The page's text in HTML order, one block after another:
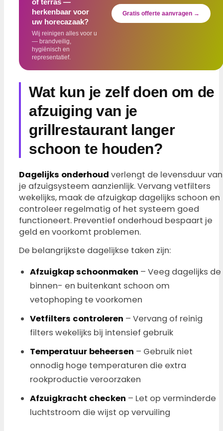
of terras —
herkenbaar voor
uw horecazaak?
Wij reinigen alles voor u
— brandveilig,
hygiënisch en
representatief.
Gratis offerte aanvragen →
Wat kun je zelf doen om de
afzuiging van je
grillrestaurant langer
schoon te houden?
Dagelijks onderhoud verlengt de levensduur van
je afzuigsysteem aanzienlijk. Vervang vetfilters
wekelijks, maak de afzuigkap dagelijks schoon en
controleer regelmatig of het systeem goed
functioneert. Preventief onderhoud bespaart je
geld en voorkomt problemen.
De belangrijkste dagelijkse taken zijn:
Afzuigkap schoonmaken – Veeg dagelijks de
binnen- en buitenkant schoon om
vetophoping te voorkomen
Vetfilters controleren – Vervang of reinig
filters wekelijks bij intensief gebruik
Temperatuur beheersen – Gebruik niet
onnodig hoge temperaturen die extra
rookproductie veroorzaken
Afzuigkracht checken – Let op verminderde
luchtstroom die wijst op vervuiling